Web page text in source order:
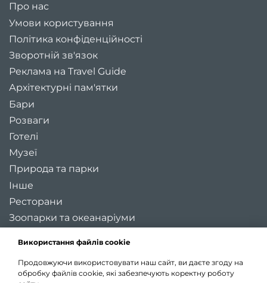
Використання файлів cookie
Продовжуючи використовувати наш сайт, ви даєте згоду на
обробку файлів cookie, які забезпечують коректну роботу
Про нас
Умови користування
Політика конфіденційності
Зворотній зв'язок
Реклама на Travel Guide
Архітектурні пам'ятки
Бари
Розваги
Готелі
Музеї
Природа та парки
Інше
Ресторани
Зоопарки та океанаріуми
Регіони України
Туристичні міста України